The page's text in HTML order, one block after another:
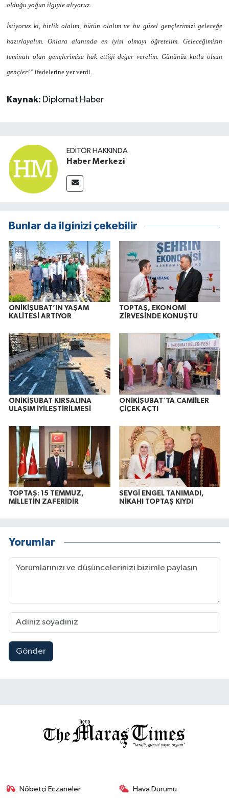
olduğu yoğun ilgiyle alıyoruz.
İstiyoruz ki, birlik olalım, bütün olalım ve bu güzel gençlerimizi geleceğe
hazırlayalım. Onlara alanında en iyisi olmayı öğretelim. Geleceğimizin
teminatı olan gençlerimize hak ettiği değer verelim. Gününüz kutlu olsun
gençler!” ifadelerine yer verdi.
Kaynak: Diplomat Haber
EDITÖR HAKKINDA
Haber Merkezi
Bunlar da ilginizi çekebilir
ONİKİŞUBAT’IN YAŞAM
KALİTESİ ARTIYOR
TOPTAŞ, EKONOMİ
ZİRVESİNDE KONUŞTU
ONİKİŞUBAT KIRSALINA
ULAŞIM İYİLEŞTİRİLMESİ
ONİKİŞUBAT’TA CAMİİLER
ÇİÇEK AÇTI
TOPTAŞ: 15 TEMMUZ,
MİLLETİN ZAFERİDİR
SEVGİ ENGEL TANIMADI,
NİKAHI TOPTAŞ KIYDI
Yorumlar
Gönder
Nöbetçi Eczaneler Hava Durumu